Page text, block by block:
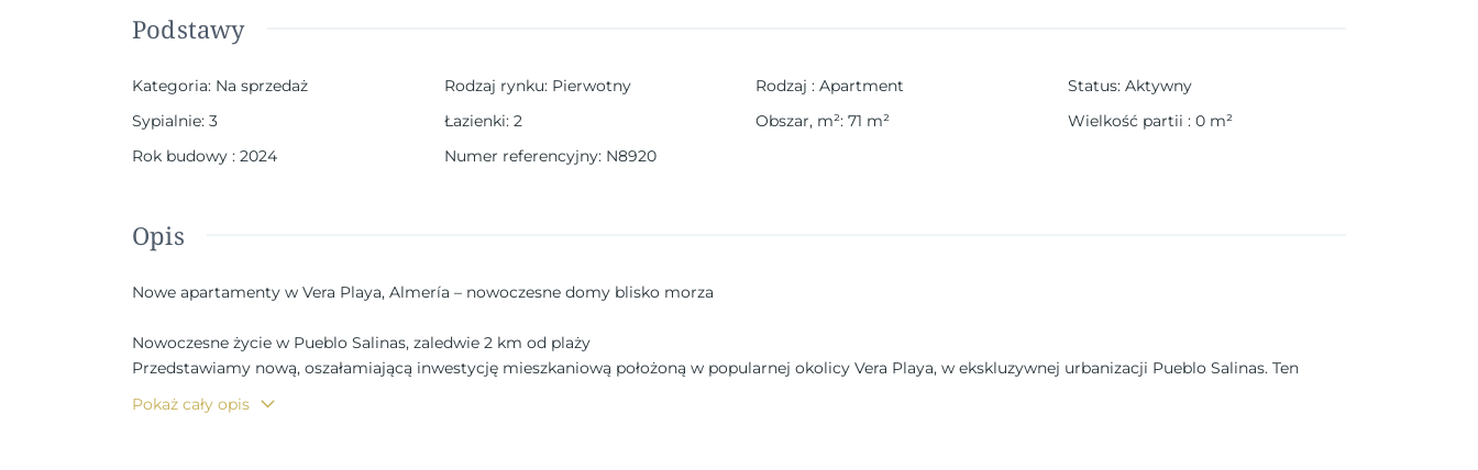
Podstawy
Kategoria: Na sprzedaż Rodzaj rynku: Pierwotny Rodzaj : Apartment Status: Aktywny
Sypialnie: 3 Łazienki: 2 Obszar, m²: 71 m² Wielkość partii : 0 m²
Rok budowy : 2024 Numer referencyjny: N8920
Opis
Nowe apartamenty w Vera Playa, Almería – nowoczesne domy blisko morza
Nowoczesne życie w Pueblo Salinas, zaledwie 2 km od plaży
Przedstawiamy nową, oszałamiającą inwestycję mieszkaniową położoną w popularnej okolicy Vera Playa, w ekskluzywnej urbanizacji Pueblo Salinas. Ten
nowoczesny kompleks oferuje wyjątkowy styl życia zaledwie 2 km od plaż Vera (Almería), zachwycając spektakularnymi widokami na morze i spokojną
śródziemnomorską atmosferą, idealną do zamieszkania przez cały rok lub spędzania wakacji.
Pokaż cały opis